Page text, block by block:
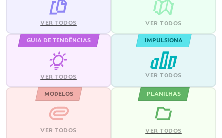
VER TODOS VER TODOS
GUIA DE TENDÊNCIAS
VER TODOS
IMPULSIONA
VER TODOS
MODELOS
VER TODOS
PLANILHAS
VER TODOS